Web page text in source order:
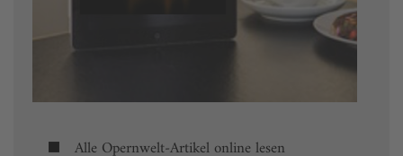
Alle Opernwelt-Artikel online lesen